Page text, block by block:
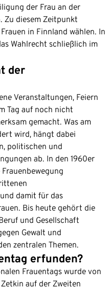
der Frau an der
Zu diesem Zeitpunkt
in Finnland wählen. In
Wahlrecht schließlich im
der
Veranstaltungen, Feiern
Tag auf noch nicht
gemacht. Was am
wird, hängt dabei
politischen und
ab. In den 1960er
damit für das
Bis heute gehört die
und Gesellschaft
Gewalt und
zentralen Themen.
erfunden?
Frauentags wurde von
auf der Zweiten